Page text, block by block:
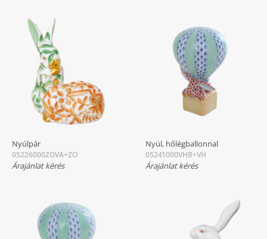
Nyúlpár
05226000ZOVA+ZO
Árajánlat kérés
Nyúl, hőlégballonnal
05241000VHB+VH
Árajánlat kérés